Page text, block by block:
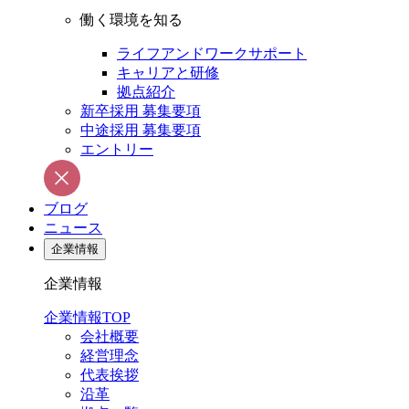
働く環境を知る
ライフアンドワークサポート
キャリアと研修
拠点紹介
新卒採用 募集要項
中途採用 募集要項
エントリー
ブログ
ニュース
企業情報
企業情報
企業情報TOP
会社概要
経営理念
代表挨拶
沿革